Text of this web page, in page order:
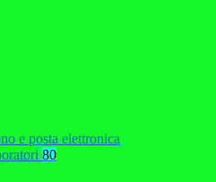
e posta elettronica
80